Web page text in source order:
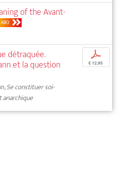
of the Avant-
ABO
détraquée.
et la question
Se constituer soi-
p
€ 12,95